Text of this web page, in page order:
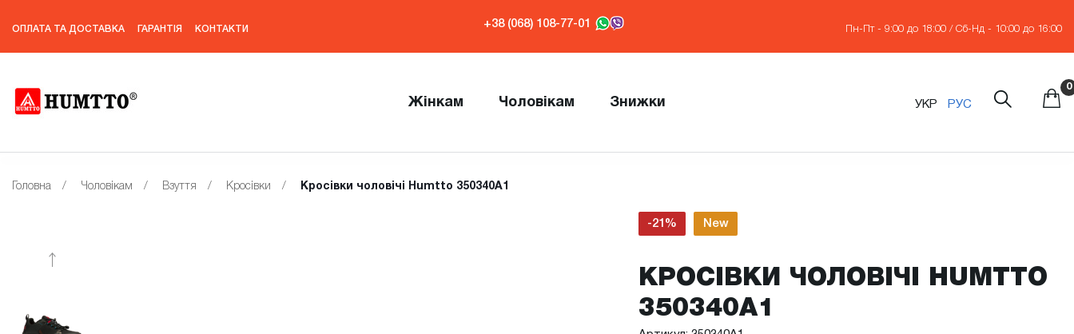
ОПЛАТА ТА ДОСТАВКА ГАРАНТІЯ КОНТАКТИ +38 (068) 108-77-01 Пн-Пт - 9:00 до 18:00 / Сб-Нд - 10:00 до 16:00
Жінкам Чоловікам Знижки УКР РУС
0
Головна / Чоловікам / Взуття / Кросівки / Кросівки чоловічі Humtto 350340A1
-21% New
КРОСІВКИ ЧОЛОВІЧІ HUMTTO
350340A1